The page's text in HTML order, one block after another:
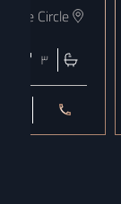
Circle
٣